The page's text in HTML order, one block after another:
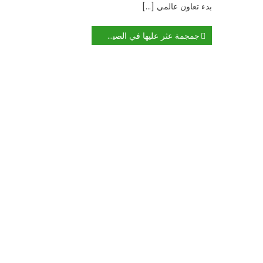
بدء تعاون عالمي […]
تصفّح
جمجمة عثر عليها في الصين لا تشبه أي سلف بشري!